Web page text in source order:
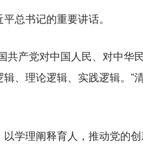
总书记的重要讲话。
产党对中国人民、对中华
、理论逻辑、实践逻辑。”
理阐释育人，推动党的创